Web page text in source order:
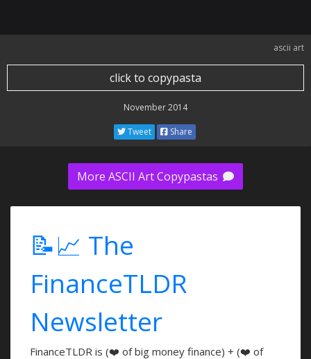
ascii art
click to copypasta
November 2014
Tweet Share
More ASCII Art Copypastas
📝📈 The
FinanceTLDR
Newsletter
FinanceTLDR is (❤️ of big money finance) + (❤️ of